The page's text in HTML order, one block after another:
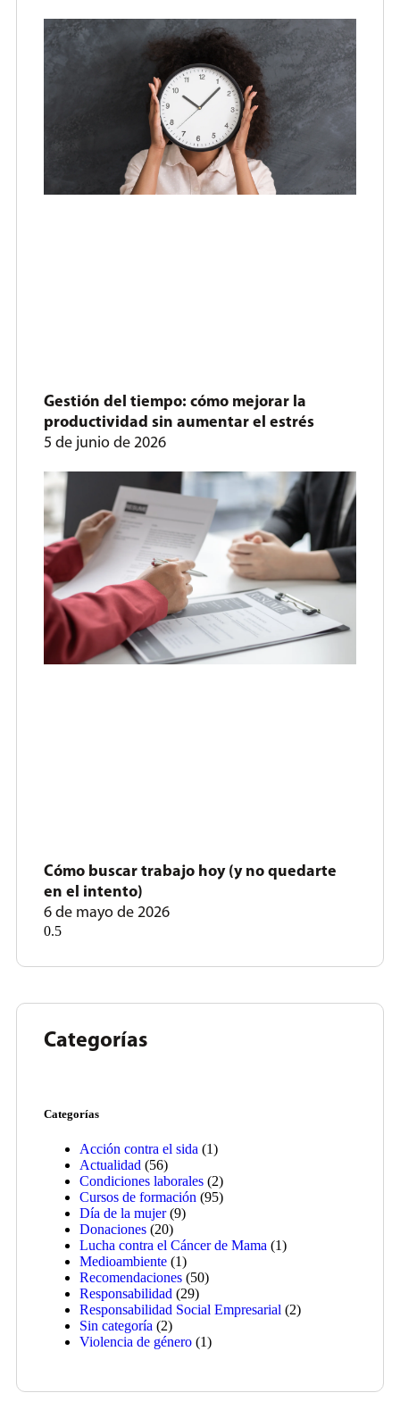
Gestión del tiempo: cómo mejorar la
productividad sin aumentar el estrés
5 de junio de 2026
Cómo buscar trabajo hoy (y no quedarte
en el intento)
6 de mayo de 2026
Categorías
Categorías
Acción contra el sida (1)
Actualidad (56)
Condiciones laborales (2)
Cursos de formación (95)
Día de la mujer(9)
Donaciones (20)
Lucha contra el Cáncer de Mama (1)
Medioambiente (1)
Recomendaciones (50)
Responsabilidad (29)
Responsabilidad Social Empresarial (2)
Sin categoría (2)
Violencia de género (1)